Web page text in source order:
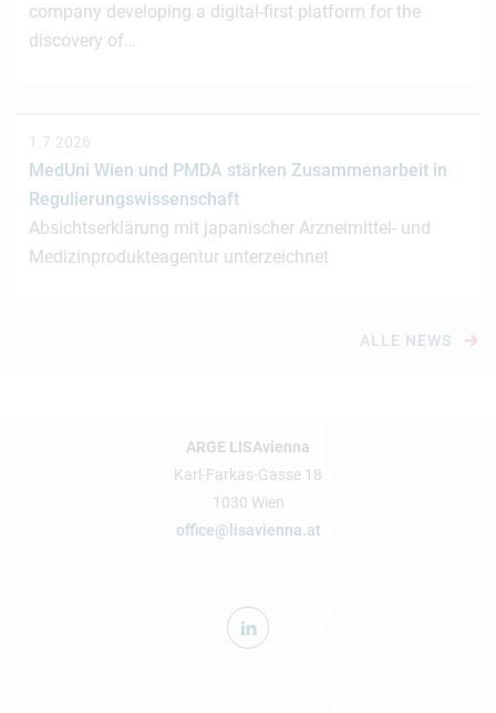
company developing a digital-first platform for the
discovery of…
1.7.2026
MedUni Wien und PMDA stärken Zusammenarbeit in
Regulierungswissenschaft
Absichtserklärung mit japanischer Arzneimittel- und
Medizinprodukteagentur unterzeichnet
ALLE NEWS
ARGE LISAvienna
Karl-Farkas-Gasse 18
1030 Wien
office@lisavienna.at